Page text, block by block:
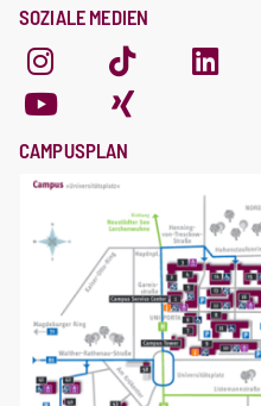
SOZIALE MEDIEN
CAMPUSPLAN